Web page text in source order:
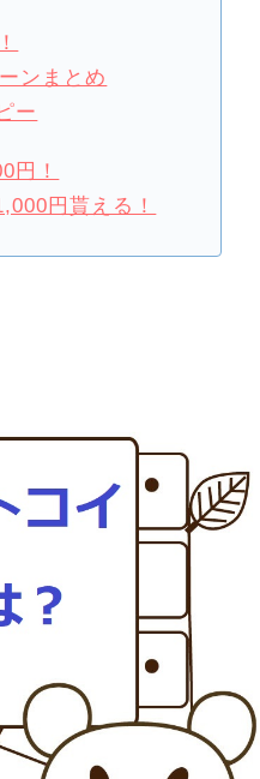
ンまとめ
ー
円！
円貰える！